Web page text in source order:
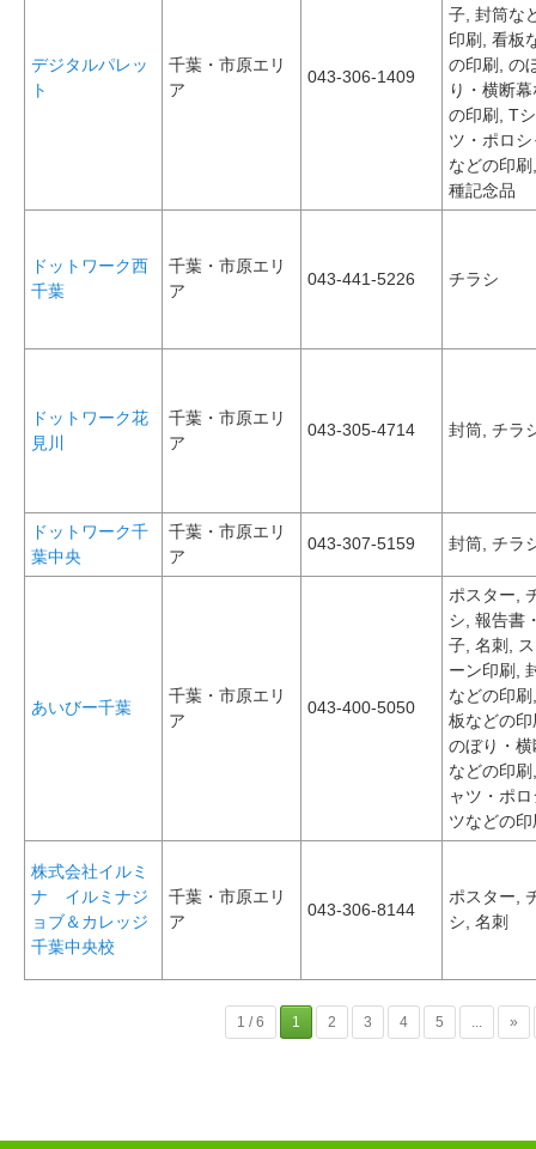
デジタルパレッ
ト
千葉・市原エリ
ア
043-306-1409
子, 封筒な
印刷, 看板
の印刷, の
り・横断
の印刷, T
ツ・ポロ
などの印
種記念品
ドットワーク西
千葉
千葉・市原エリ
ア
043-441-5226 チラシ
ドットワーク花
見川
千葉・市原エリ
ア
043-305-4714 封筒, チラ
ドットワーク千
葉中央
千葉・市原エリ
ア
043-307-5159 封筒, チラ
あいびー千葉
千葉・市原エリ
ア
043-400-5050
ポスター,
シ, 報告書
子, 名刺,
ーン印刷,
などの印
板などの印
のぼり・横
などの印
ャツ・ポ
ツなどの印
株式会社イルミ
ナ イルミナジ
ョブ＆カレッジ
千葉中央校
千葉・市原エリ
ア
043-306-8144
ポスター,
シ, 名刺
1 / 6 1 2 3 4 5 »